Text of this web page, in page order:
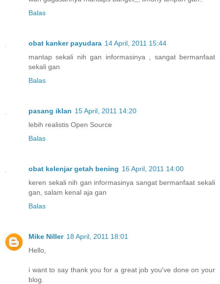
Balas
obat kanker payudara 14 April, 2011 15:44
mantap sekali nih gan informasinya , sangat bermanfaat
sekali gan
Balas
pasang iklan 15 April, 2011 14:20
lebih realistis Open Source
Balas
obat kelenjar getah bening 16 April, 2011 14:00
keren sekali nih gan informasinya sangat bermanfaat sekali
gan, salam kenal aja gan
Balas
Mike Niller 18 April, 2011 18:01
Hello,
i want to say thank you for a great job you've done on your
blog.